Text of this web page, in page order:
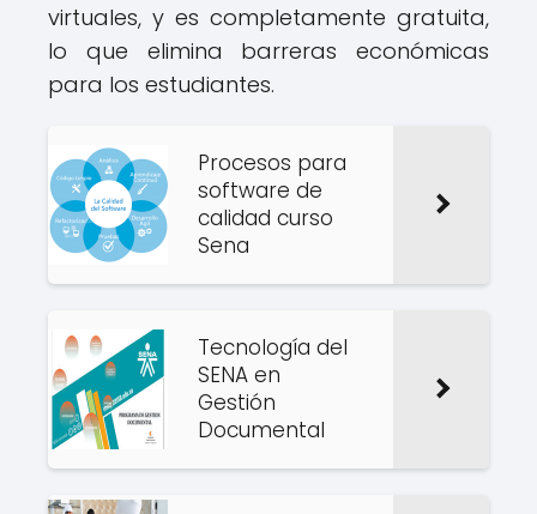
virtuales, y es completamente gratuita,
lo que elimina barreras económicas
para los estudiantes.
Procesos para
software de
calidad curso
Sena
Tecnología del
SENA en
Gestión
Documental